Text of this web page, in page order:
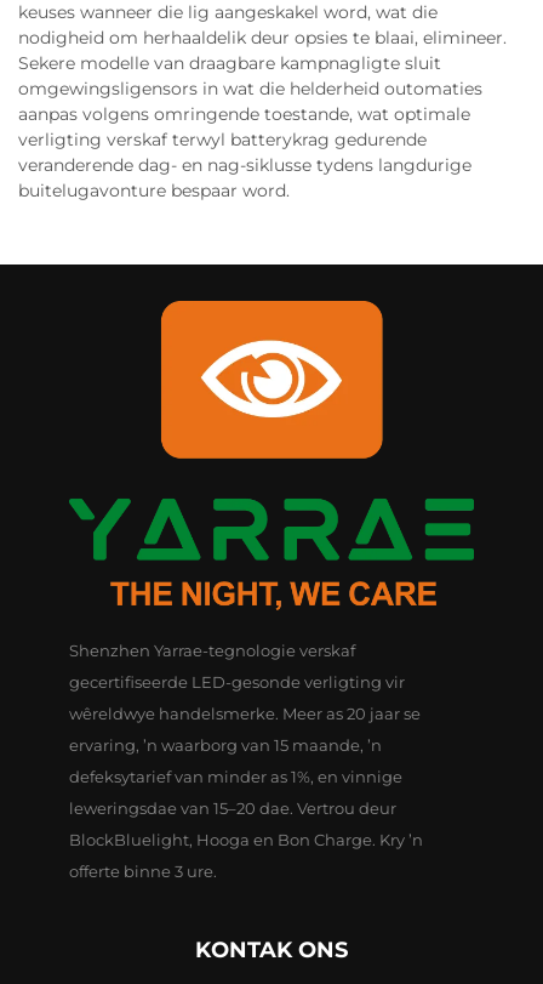
keuses wanneer die lig aangeskakel word, wat die
nodigheid om herhaaldelik deur opsies te blaai, elimineer.
Sekere modelle van draagbare kampnagligte sluit
omgewingsligensors in wat die helderheid outomaties
aanpas volgens omringende toestande, wat optimale
verligting verskaf terwyl batterykrag gedurende
veranderende dag- en nag-siklusse tydens langdurige
buitelugavonture bespaar word.
Shenzhen Yarrae-tegnologie verskaf
gecertifiseerde LED-gesonde verligting vir
wêreldwye handelsmerke. Meer as 20 jaar se
ervaring, ’n waarborg van 15 maande, ’n
defeksytarief van minder as 1%, en vinnige
leweringsdae van 15–20 dae. Vertrou deur
BlockBluelight, Hooga en Bon Charge. Kry ’n
offerte binne 3 ure.
KONTAK ONS